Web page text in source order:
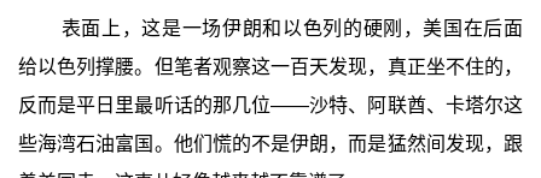
表面上，这是一场伊朗和以色列的硬刚，美国在后面
给以色列撑腰。但笔者观察这一百天发现，真正坐不住的，
反而是平日里最听话的那几位——沙特、阿联酋、卡塔尔这
些海湾石油富国。他们慌的不是伊朗，而是猛然间发现，跟